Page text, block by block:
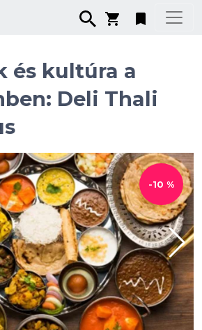
és kultúra a
Deli Thali
-10 %